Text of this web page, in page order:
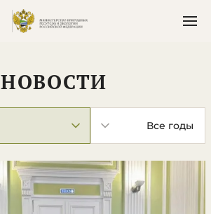
НОВОСТИ
Год